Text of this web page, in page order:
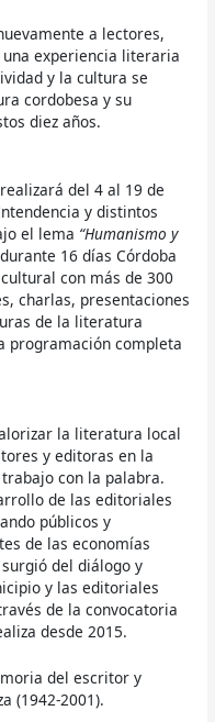
a lectores,
experiencia literaria
y la cultura se
cordobesa y su
diez años.
del 4 al 19 de
y distintos
el lema “Humanismo y
16 días Córdoba
con más de 300
charlas, presentaciones
de la literatura
programación completa
la literatura local
y editoras en la
con la palabra.
de las editoriales
públicos y
de las economías
del diálogo y
y las editoriales
de la convocatoria
desde 2015.
del escritor y
(1942-2001).